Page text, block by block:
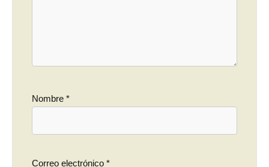
Nombre *
Correo electrónico *